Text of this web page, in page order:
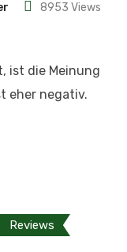
8953 Views
ist die Meinung
eher negativ.
Reviews